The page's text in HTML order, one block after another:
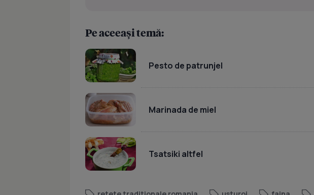
Pe aceeași temă:
Pesto de patrunjel
Marinada de miel
Tsatsiki altfel